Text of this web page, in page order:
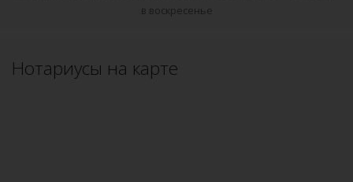
в воскресенье
Нотариусы на карте